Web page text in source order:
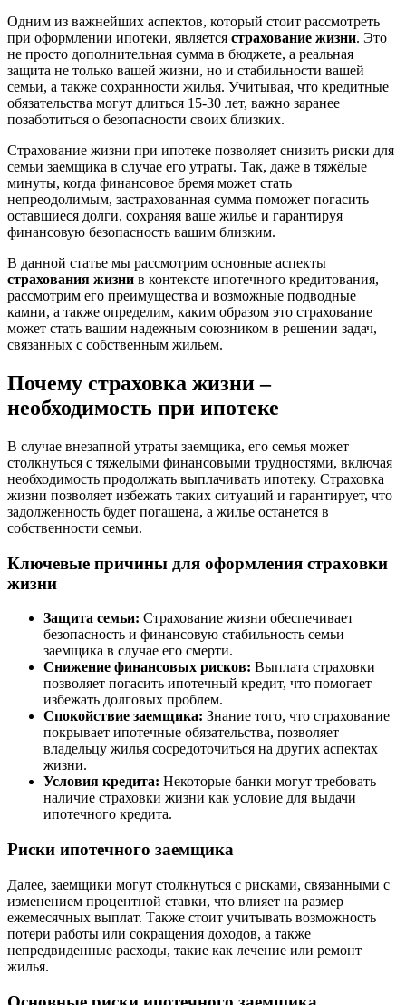
Одним из важнейших аспектов, который стоит рассмотреть
при оформлении ипотеки, является страхование жизни. Это
не просто дополнительная сумма в бюджете, а реальная
защита не только вашей жизни, но и стабильности вашей
семьи, а также сохранности жилья. Учитывая, что кредитные
обязательства могут длиться 15-30 лет, важно заранее
позаботиться о безопасности своих близких.
Страхование жизни при ипотеке позволяет снизить риски для
семьи заемщика в случае его утраты. Так, даже в тяжёлые
минуты, когда финансовое бремя может стать
непреодолимым, застрахованная сумма поможет погасить
оставшиеся долги, сохраняя ваше жилье и гарантируя
финансовую безопасность вашим близким.
В данной статье мы рассмотрим основные аспекты
страхования жизни в контексте ипотечного кредитования,
рассмотрим его преимущества и возможные подводные
камни, а также определим, каким образом это страхование
может стать вашим надежным союзником в решении задач,
связанных с собственным жильем.
Почему страховка жизни –
необходимость при ипотеке
В случае внезапной утраты заемщика, его семья может
столкнуться с тяжелыми финансовыми трудностями, включая
необходимость продолжать выплачивать ипотеку. Страховка
жизни позволяет избежать таких ситуаций и гарантирует, что
задолженность будет погашена, а жилье останется в
собственности семьи.
Ключевые причины для оформления страховки
жизни
Защита семьи: Страхование жизни обеспечивает
безопасность и финансовую стабильность семьи
заемщика в случае его смерти.
Снижение финансовых рисков: Выплата страховки
позволяет погасить ипотечный кредит, что помогает
избежать долговых проблем.
Спокойствие заемщика: Знание того, что страхование
покрывает ипотечные обязательства, позволяет
владельцу жилья сосредоточиться на других аспектах
жизни.
Условия кредита: Некоторые банки могут требовать
наличие страховки жизни как условие для выдачи
ипотечного кредита.
Риски ипотечного заемщика
Далее, заемщики могут столкнуться с рисками, связанными с
изменением процентной ставки, что влияет на размер
ежемесячных выплат. Также стоит учитывать возможность
потери работы или сокращения доходов, а также
непредвиденные расходы, такие как лечение или ремонт
жилья.